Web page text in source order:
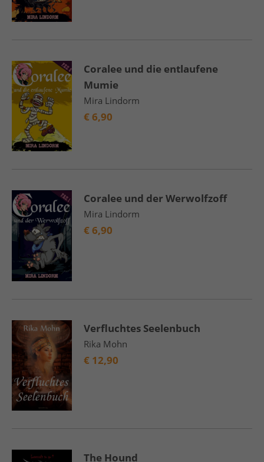
Coralee und die entlaufene
Mumie
Mira Lindorm
€ 6,90
Coralee und der Werwolfzoff
Mira Lindorm
€ 6,90
Verfluchtes Seelenbuch
Rika Mohn
€ 12,90
The Hound